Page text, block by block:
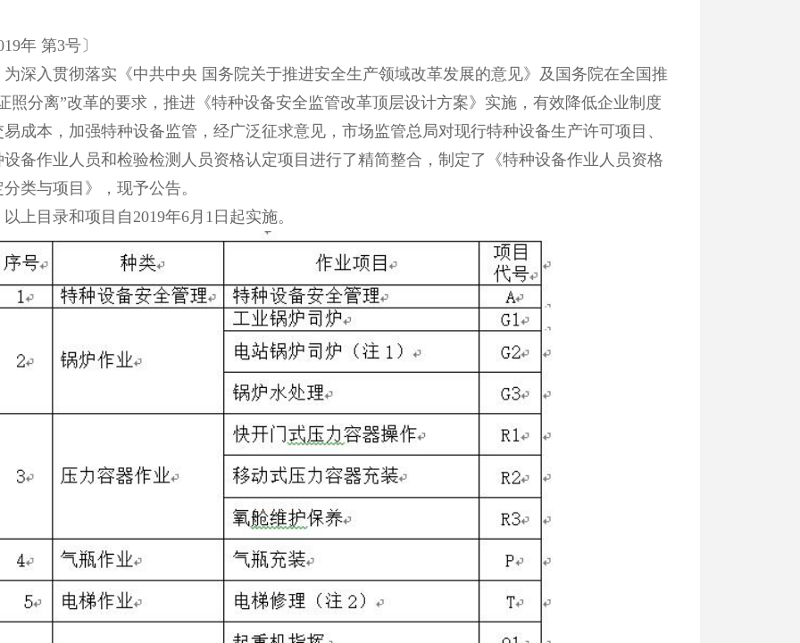
年 第3号〕
入贯彻落实《中共中央 国务院关于推进安全生产领域改革发展的意见》及国务院在全国推
照分离”改革的要求，推进《特种设备安全监管改革顶层设计方案》实施，有效降低企业制度
易成本，加强特种设备监管，经广泛征求意见，市场监管总局对现行特种设备生产许可项目、
设备作业人员和检验检测人员资格认定项目进行了精简整合，制定了《特种设备作业人员资格
类与项目》，现予公告。
目录和项目自2019年6月1日起实施。